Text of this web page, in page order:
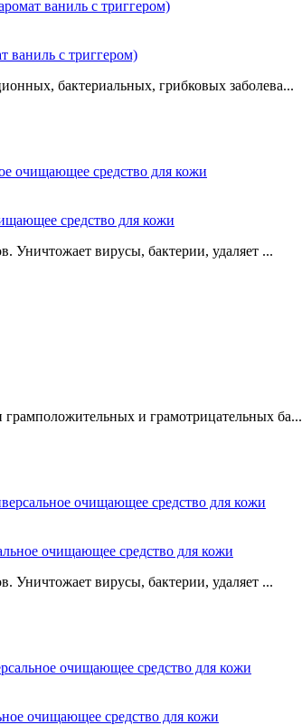
ваниль с триггером)
бактериальных, грибковых заболева...
средство для кожи
Уничтожает вирусы, бактерии, удаляет ...
и грамотрицательных ба...
очищающее средство для кожи
Уничтожает вирусы, бактерии, удаляет ...
очищающее средство для кожи